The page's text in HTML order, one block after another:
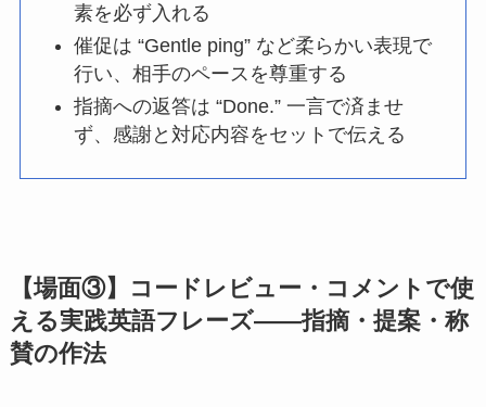
素を必ず入れる
催促は “Gentle ping” など柔らかい表現で
行い、相手のペースを尊重する
指摘への返答は “Done.” 一言で済ませ
ず、感謝と対応内容をセットで伝える
【場面③】コードレビュー・コメントで使
える実践英語フレーズ——指摘・提案・称
賛の作法